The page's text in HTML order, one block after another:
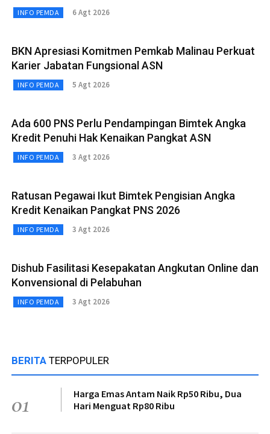
INFO PEMDA 6 Agt 2026
BKN Apresiasi Komitmen Pemkab Malinau Perkuat
Karier Jabatan Fungsional ASN
INFO PEMDA 5 Agt 2026
Ada 600 PNS Perlu Pendampingan Bimtek Angka
Kredit Penuhi Hak Kenaikan Pangkat ASN
INFO PEMDA 3 Agt 2026
Ratusan Pegawai Ikut Bimtek Pengisian Angka
Kredit Kenaikan Pangkat PNS 2026
INFO PEMDA 3 Agt 2026
Dishub Fasilitasi Kesepakatan Angkutan Online dan
Konvensional di Pelabuhan
INFO PEMDA 3 Agt 2026
BERITA TERPOPULER
01
Harga Emas Antam Naik Rp50 Ribu, Dua
Hari Menguat Rp80 Ribu